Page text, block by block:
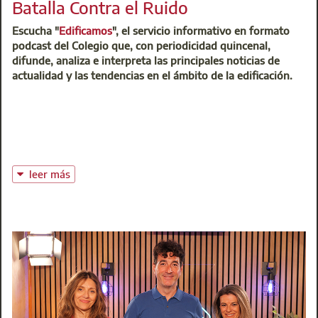
Batalla Contra el Ruido
Escucha "Edificamos", el servicio informativo en formato
podcast del Colegio que, con periodicidad quincenal,
difunde, analiza e interpreta las principales noticias de
actualidad y las tendencias en el ámbito de la edificación.
con la participación de Nacho Ramón, responsable Técnico
Acústica en BMI España. El exceso de ruido es un factor de
riesgo para la salud y la contaminación acústica una
realidad preocupante sobre todo en entornos urbanos.
Afortunadamente, hay soluciones que mitigan y hasta
eliminan el problema del ruido en los espacios habitados.
leer más